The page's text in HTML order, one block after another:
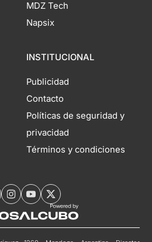
MDZ Tech
Napsix
INSTITUCIONAL
Publicidad
Contacto
Políticas de seguridad y
privacidad
Términos y condiciones